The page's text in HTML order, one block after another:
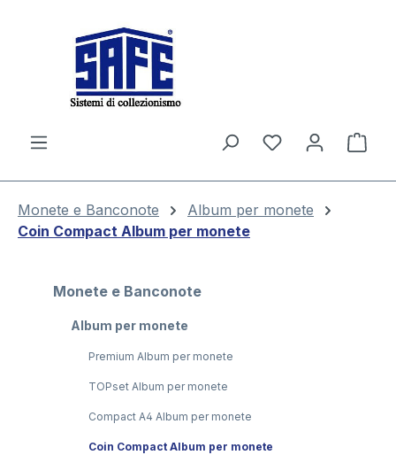
Il
Monete e Banconote
Album per monete
Coin Compact Album per monete
Monete e Banconote
Album per monete
Premium Album per monete
TOPset Album per monete
Compact A4 Album per monete
Coin Compact Album per monete